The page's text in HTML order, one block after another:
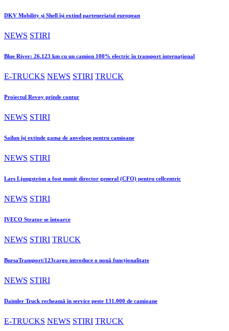
DKV Mobility și Shell își extind parteneriatul european
NEWS STIRI
Blue River: 26.123 km cu un camion 100% electric în transport internațional
E-TRUCKS NEWS STIRI TRUCK
Proiectul Revoy prinde contur
NEWS STIRI
Sailun își extinde gama de anvelope pentru camioane
NEWS STIRI
Lars Ljungström a fost numit director general (CFO) pentru cellcentric
NEWS STIRI
IVECO Strator se întoarce
NEWS STIRI TRUCK
BursaTransport/123cargo introduce o nouă funcționalitate
NEWS STIRI
Daimler Truck recheamă în service peste 131.000 de camioane
E-TRUCKS NEWS STIRI TRUCK